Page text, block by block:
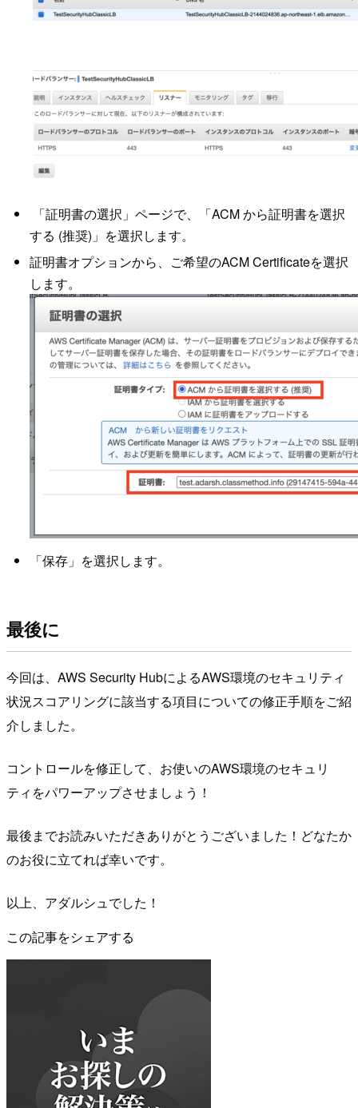
「証明書の選択」ページで、「ACM から証明書を選択
する (推奨)」を選択します。
証明書オプションから、ご希望のACM Certificateを選択
します。
「保存」を選択します。
最後に
今回は、AWS Security HubによるAWS環境のセキュリティ
状況スコアリングに該当する項目についての修正手順をご紹
介しました。
コントロールを修正して、お使いのAWS環境のセキュリ
ティをパワーアップさせましょう！
最後までお読みいただきありがとうございました！どなたか
のお役に立てれば幸いです。
以上、アダルシュでした！
この記事をシェアする